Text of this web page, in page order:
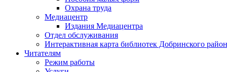
Охрана труда
Медиацентр
Издания Медиацентра
Отдел обслуживания
Интерактивная карта библиотек Добринского
Читателям
Режим работы